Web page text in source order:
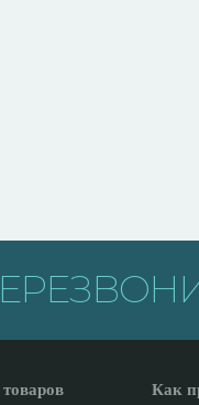
Как